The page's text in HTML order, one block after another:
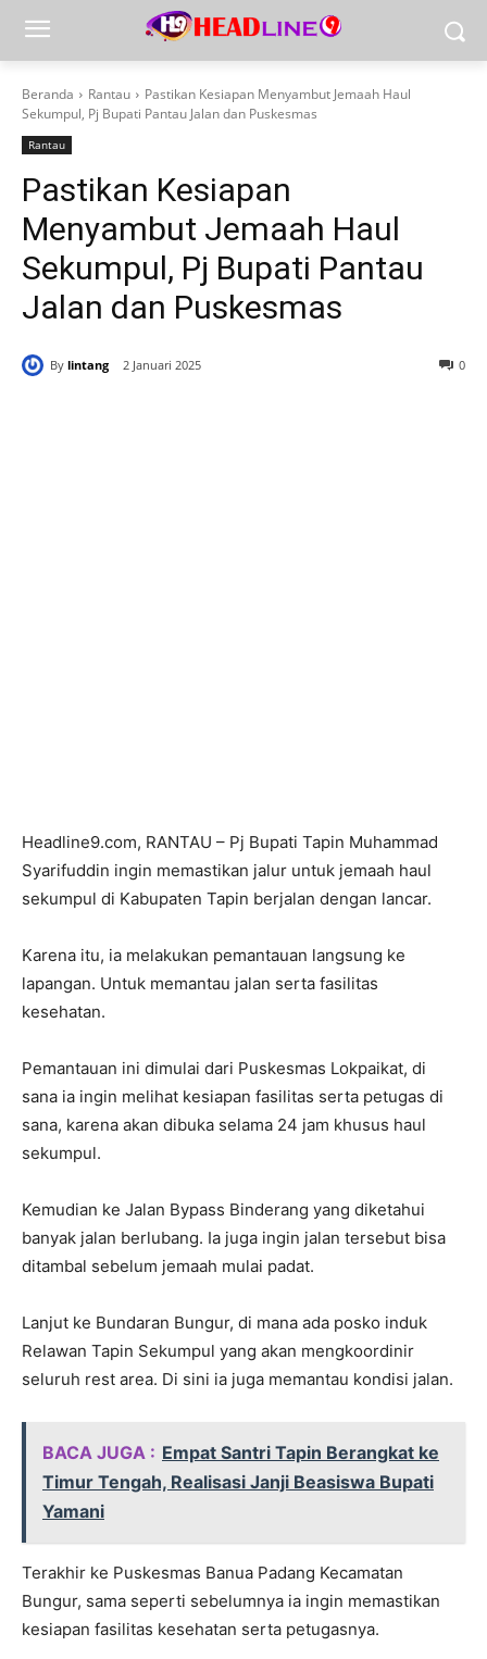
Beranda Rantau
Pastikan Kesiapan Menyambut Jemaah Haul
Sekumpul, Pj Bupati Pantau Jalan dan Puskesmas
Rantau
Pastikan Kesiapan
Menyambut Jemaah Haul
Sekumpul, Pj Bupati Pantau
Jalan dan Puskesmas
By lintang 2 Januari 2025 0
Headline9.com, RANTAU – Pj Bupati Tapin Muhammad
Syarifuddin ingin memastikan jalur untuk jemaah haul
sekumpul di Kabupaten Tapin berjalan dengan lancar.
Karena itu, ia melakukan pemantauan langsung ke
lapangan. Untuk memantau jalan serta fasilitas
kesehatan.
Pemantauan ini dimulai dari Puskesmas Lokpaikat, di
sana ia ingin melihat kesiapan fasilitas serta petugas di
sana, karena akan dibuka selama 24 jam khusus haul
sekumpul.
Kemudian ke Jalan Bypass Binderang yang diketahui
banyak jalan berlubang. Ia juga ingin jalan tersebut bisa
ditambal sebelum jemaah mulai padat.
Lanjut ke Bundaran Bungur, di mana ada posko induk
Relawan Tapin Sekumpul yang akan mengkoordinir
seluruh rest area. Di sini ia juga memantau kondisi jalan.
BACA JUGA : Empat Santri Tapin Berangkat ke
Timur Tengah, Realisasi Janji Beasiswa Bupati
Yamani
Terakhir ke Puskesmas Banua Padang Kecamatan
Bungur, sama seperti sebelumnya ia ingin memastikan
kesiapan fasilitas kesehatan serta petugasnya.